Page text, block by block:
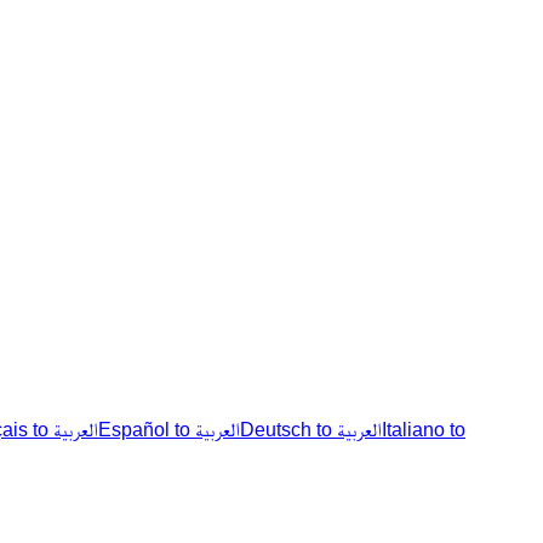
Français to العربية Español to العربية Deutsch to العربية Italiano to